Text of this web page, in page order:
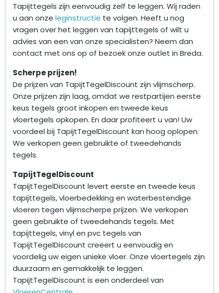
Tapijttegels zijn eenvoudig zelf te leggen. Wij raden
u aan onze leginstructie te volgen. Heeft u nog
vragen over het leggen van tapijttegels of wilt u
advies van een van onze specialisten? Neem dan
contact met ons op of bezoek onze outlet in Breda.
Scherpe prijzen!
De prijzen van TapijtTegelDiscount zijn vlijmscherp.
Onze prijzen zijn laag, omdat we restpartijen eerste
keus tegels groot inkopen en tweede keus
vloertegels opkopen. En daar profiteert u van! Uw
voordeel bij TapijtTegelDiscount kan hoog oplopen.
We verkopen geen gebruikte of tweedehands
tegels.
TapijtTegelDiscount
TapijtTegelDiscount levert eerste en tweede keus
tapijttegels, vloerbedekking en waterbestendige
vloeren tegen vlijmscherpe prijzen. We verkopen
geen gebruikte of tweedehands tegels. Met
tapijttegels, vinyl en pvc tegels van
TapijtTegelDiscount creëert u eenvoudig en
voordelig uw eigen unieke vloer. Onze vloertegels zijn
duurzaam en gemakkelijk te leggen.
TapijtTegelDiscount is een onderdeel van